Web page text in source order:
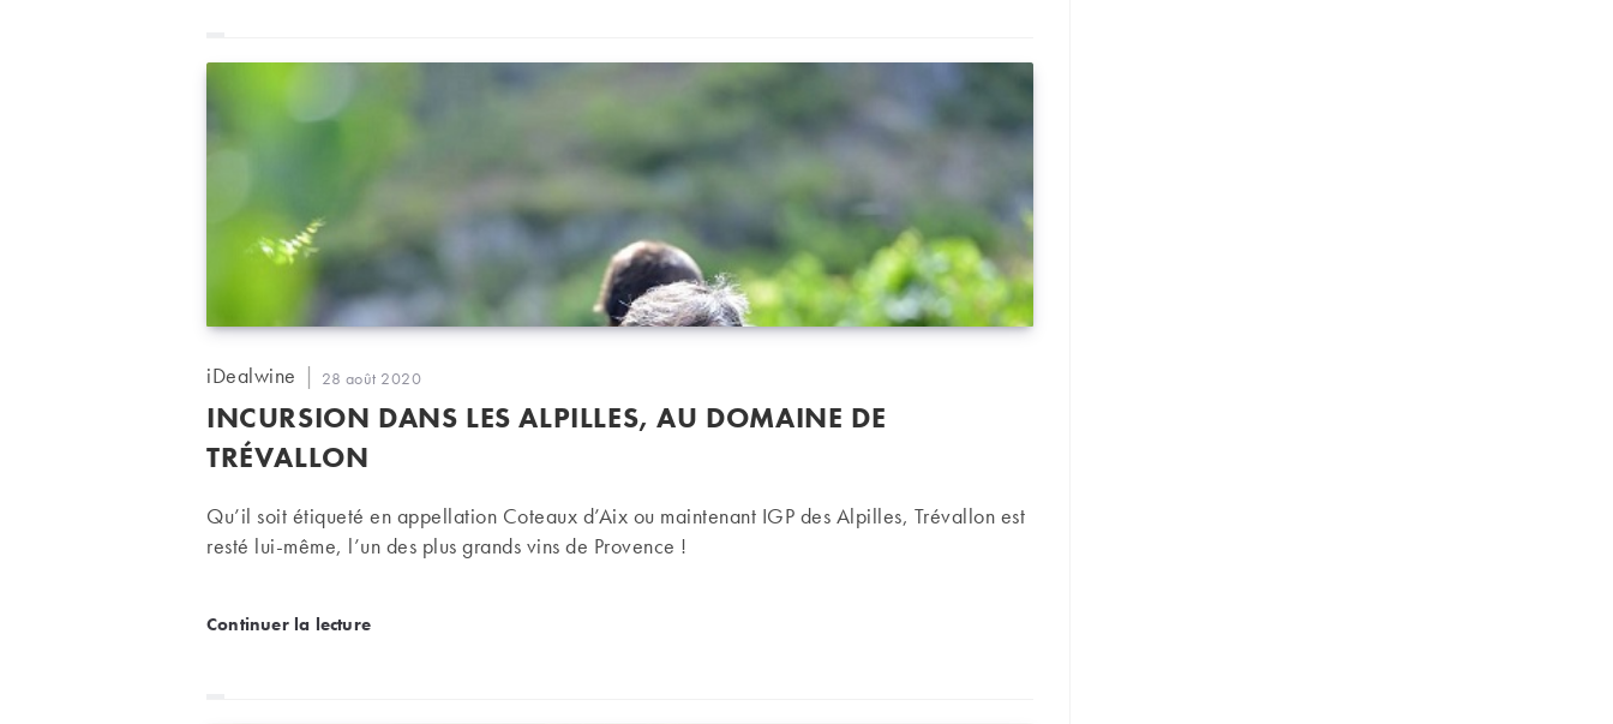
Auteur/autrice
publication :
iDealwine
Publication
28 août 2020
INCURSION DANS LES ALPILLES, AU DOMAINE DE
TRÉVALLON
Qu’il soit étiqueté en appellation Coteaux d’Aix ou maintenant IGP des Alpilles, Trévallon est
resté lui-même, l’un des plus grands vins de Provence !
Continuer la lectureIncursion dans les Alpilles, au domaine de Trévallon